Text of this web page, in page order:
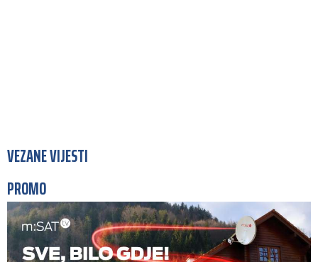
VEZANE VIJESTI
PROMO